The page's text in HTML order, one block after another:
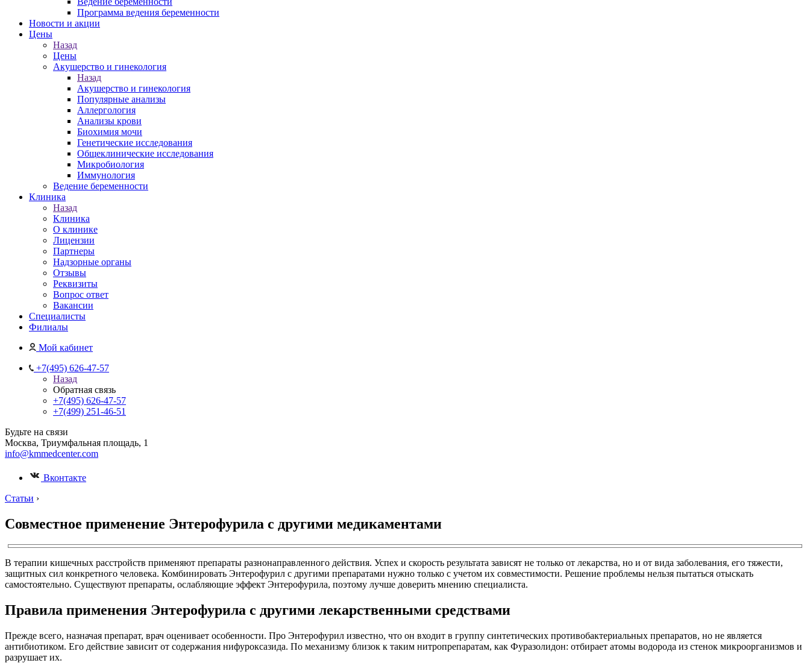
Программа ведения беременности
Новости и акции
Цены
Назад
Цены
Акушерство и гинекология
Назад
Акушерство и гинекология
Популярные анализы
Аллергология
Анализы крови
Биохимия мочи
Генетические исследования
Общеклинические исследования
Микробиология
Иммунология
Ведение беременности
Клиника
Назад
Клиника
О клинике
Лицензии
Партнеры
Надзорные органы
Отзывы
Реквизиты
Вопрос ответ
Вакансии
Специалисты
Филиалы
Мой кабинет
+7(495) 626-47-57
Назад
Обратная связь
+7(495) 626-47-57
+7(499) 251-46-51
Будьте на связи
Москва, Триумфальная площадь, 1
info@kmmedcenter.com
Вконтакте
Статьи ›
Совместное применение Энтерофурила с другими медикаментами
В терапии кишечных расстройств применяют препараты разнонаправленного действия. Успех и скорость результата зависят не только от лекарства, но и от вида заболевания, его тяжести,
защитных сил конкретного человека. Комбинировать Энтерофурил с другими препаратами нужно только с учетом их совместимости. Решение проблемы нельзя пытаться отыскать
самостоятельно. Существуют препараты, ослабляющие эффект Энтерофурила, поэтому лучше доверить мнению специалиста.
Правила применения Энтерофурила с другими лекарственными средствами
Прежде всего, назначая препарат, врач оценивает особенности. Про Энтерофурил известно, что он входит в группу синтетических противобактериальных препаратов, но не является
антибиотиком. Его действие зависит от содержания нифуроксазида. По механизму близок к таким нитропрепаратам, как Фуразолидон: отбирает атомы водорода из стенок микроорганизмов и
разрушает их.